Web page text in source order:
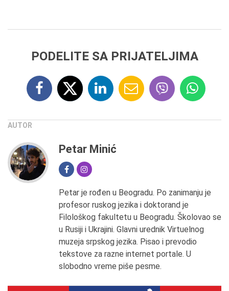
PODELITE SA PRIJATELJIMA
AUTOR
Petar Minić
Petar je rođen u Beogradu. Po zanimanju je
profesor ruskog jezika i doktorand je
Filološkog fakultetu u Beogradu. Školovao se
u Rusiji i Ukrajini. Glavni urednik Virtuelnog
muzeja srpskog jezika. Pisao i prevodio
tekstove za razne internet portale. U
slobodno vreme piše pesme.